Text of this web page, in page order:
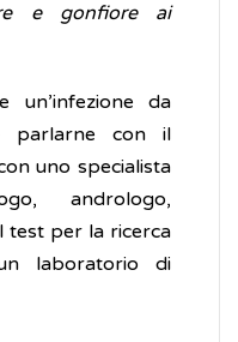
e gonfiore ai
un’infezione da
parlarne con il
uno specialista
andrologo,
test per la ricerca
laboratorio di